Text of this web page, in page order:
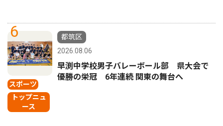
6
スポーツ
トップニュ
ース
都筑区
2026.08.06
早渕中学校男子バレーボール部 県大会で
優勝の栄冠 6年連続 関東の舞台へ